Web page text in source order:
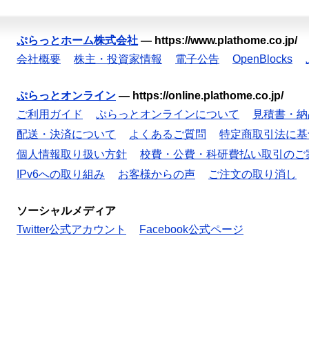
ぷらっとホーム株式会社 — https://www.plathome.co.jp/
会社概要
株主・投資家情報 電子公告 OpenBlocks
ぷらっとオンライン — https://online.plathome.co.jp/
ご利用ガイド
ぷらっとオンラインについて
見積書・
配送・決済について
よくあるご質問
特定商取引法に
個人情報取り扱い方針
校費・公費・科研費払い取引のご
IPv6への取り組み
お客様からの声 ご注文の取り消し
ソーシャルメディア
Twitter公式アカウント
Facebook公式ページ